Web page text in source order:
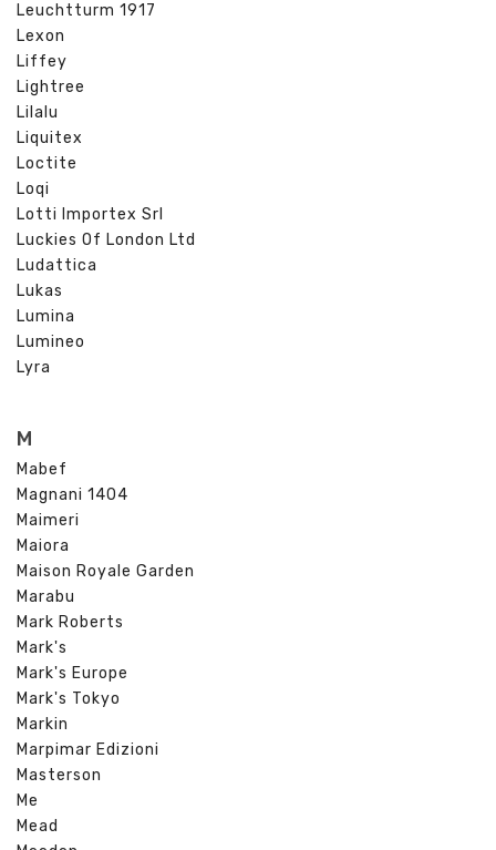
Leuchtturm 1917
Lexon
Liffey
Lightree
Lilalu
Liquitex
Loctite
Loqi
Lotti Importex Srl
Luckies Of London Ltd
Ludattica
Lukas
Lumina
Lumineo
Lyra
M
Mabef
Magnani 1404
Maimeri
Maiora
Maison Royale Garden
Marabu
Mark Roberts
Mark's
Mark's Europe
Mark's Tokyo
Markin
Marpimar Edizioni
Masterson
Me
Mead